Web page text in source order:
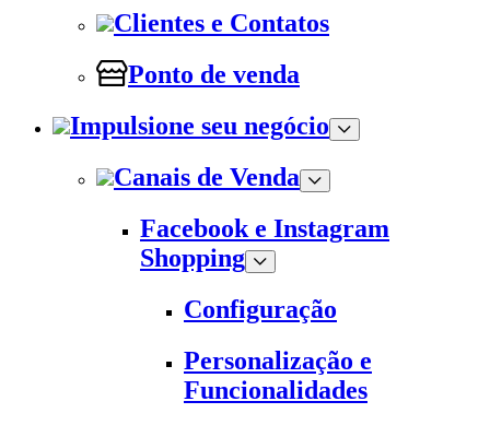
Clientes e Contatos
Ponto de venda
Impulsione seu negócio
Canais de Venda
Facebook e Instagram
Shopping
Configuração
Personalização e
Funcionalidades